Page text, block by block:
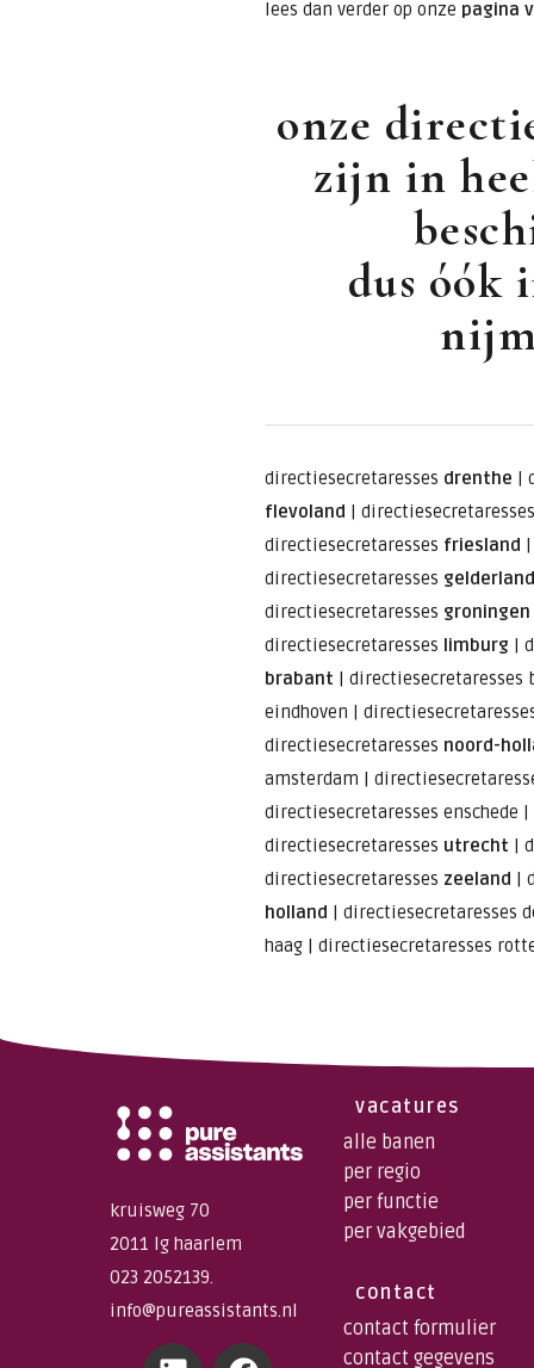
lees dan verder op onze pagina
onze
zijn in
dus óók
directiesecretaresses drenthe |
flevoland |
directiesecretaresses friesland |
directiesecretaresses gelderland
directiesecretaresses groningen
directiesecretaresses limburg |
brabant | directiesecretaresses
eindhoven |
directiesecretaresses noord-
amsterdam |
directiesecretaresses enschede |
directiesecretaresses utrecht |
directiesecretaresses zeeland |
holland | directiesecretaresses
haag| directiesecretaresses
kruisweg 70
2011 lg haarlem
023 2052139.
info@pureassistants.nl
vacatures
alle banen
per regio
per functie
per vakgebied
contact
contact formulier
contact gegevens